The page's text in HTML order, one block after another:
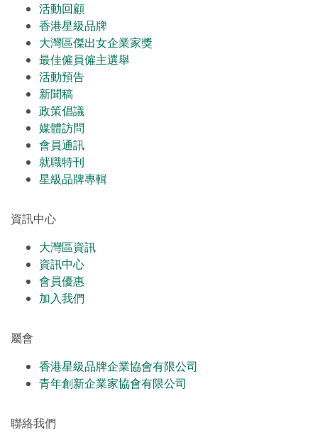
活動回顧
香港星級品牌
大灣區傑出女企業家獎
最佳僱員僱主選舉
活動預告
新聞稿
政策倡議
媒體訪問
會員通訊
就職特刊
星級品牌專輯
資訊中心
大灣區資訊
資訊中心
會員優惠
加入我們
屬會
香港星級品牌企業協會有限公司
青年創新企業家協會有限公司
聯絡我們